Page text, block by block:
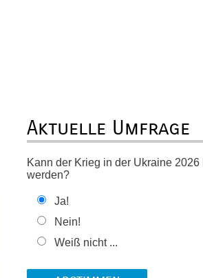
Aktuelle Umfrage
Kann der Krieg in der Ukraine 2026
werden?
Ja!
Nein!
Weiß nicht ...